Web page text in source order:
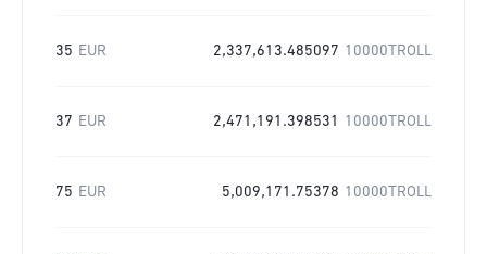
35 EUR 2,337,613.485097 10000TROLL
37 EUR 2,471,191.398531 10000TROLL
75 EUR 5,009,171.75378 10000TROLL